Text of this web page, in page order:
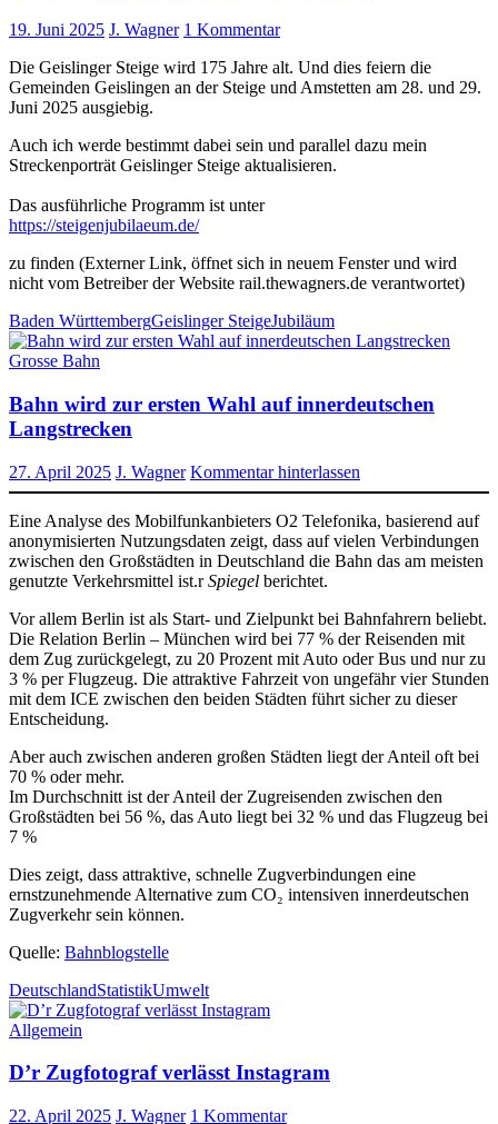
19. Juni 2025 J. Wagner 1 Kommentar
Die Geislinger Steige wird 175 Jahre alt. Und dies feiern die
Gemeinden Geislingen an der Steige und Amstetten am 28. und 29.
Juni 2025 ausgiebig.
Auch ich werde bestimmt dabei sein und parallel dazu mein
Streckenporträt Geislinger Steige aktualisieren.
Das ausführliche Programm ist unter
https://steigenjubilaeum.de/
zu finden (Externer Link, öffnet sich in neuem Fenster und wird
nicht vom Betreiber der Website rail.thewagners.de verantwortet)
Baden WürttembergGeislinger SteigeJubiläum
Grosse Bahn
Bahn wird zur ersten Wahl auf innerdeutschen
Langstrecken
27. April 2025 J. Wagner Kommentar hinterlassen
Eine Analyse des Mobilfunkanbieters O2 Telefonika, basierend auf
anonymisierten Nutzungsdaten zeigt, dass auf vielen Verbindungen
zwischen den Großstädten in Deutschland die Bahn das am meisten
genutzte Verkehrsmittel ist.rSpiegel berichtet.
Vor allem Berlin ist als Start- und Zielpunkt bei Bahnfahrern beliebt.
Die Relation Berlin – München wird bei 77 % der Reisenden mit
dem Zug zurückgelegt, zu 20 Prozent mit Auto oder Bus und nur zu
3 % per Flugzeug. Die attraktive Fahrzeit von ungefähr vier Stunden
mit dem ICE zwischen den beiden Städten führt sicher zu dieser
Entscheidung.
Aber auch zwischen anderen großen Städten liegt der Anteil oft bei
70 % oder mehr.
Im Durchschnitt ist der Anteil der Zugreisenden zwischen den
Großstädten bei 56 %, das Auto liegt bei 32 % und das Flugzeug bei
7 %
Dies zeigt, dass attraktive, schnelle Zugverbindungen eine
ernstzunehmende Alternative zum CO₂ intensiven innerdeutschen
Zugverkehr sein können.
Quelle: Bahnblogstelle
DeutschlandStatistikUmwelt
Allgemein
D’r Zugfotograf verlässt Instagram
22. April 2025 J. Wagner 1 Kommentar